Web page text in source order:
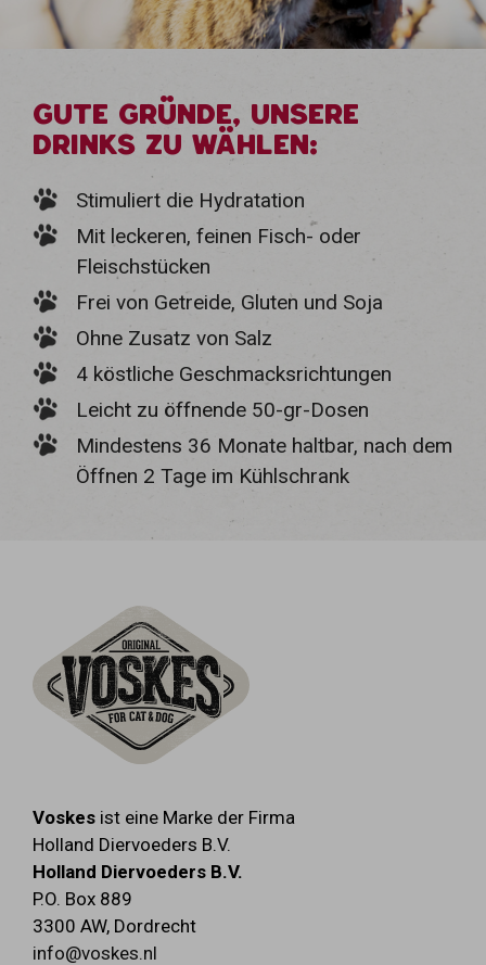
GUTE GRÜNDE, UNSERE
DRINKS ZU WÄHLEN:
Stimuliert die Hydratation
Mit leckeren, feinen Fisch- oder
Fleischstücken
Frei von Getreide, Gluten und Soja
Ohne Zusatz von Salz
4 köstliche Geschmacksrichtungen
Leicht zu öffnende 50-gr-Dosen
Mindestens 36 Monate haltbar, nach dem
Öffnen 2 Tage im Kühlschrank
Voskes ist eine Marke der Firma
Holland Diervoeders B.V.
Holland Diervoeders B.V.
P.O. Box 889
3300 AW, Dordrecht
info@voskes.nl